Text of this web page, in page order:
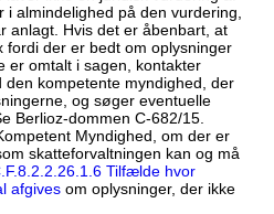
i almindelighed på den vurdering,
anlagt. Hvis det er åbenbart, at
fordi der er bedt om oplysninger
er omtalt i sagen, kontakter
den kompetente myndighed, der
og søger eventuelle
Berlioz-dommen C-682/15.
Myndighed, om der er
skatteforvaltningen kan og må
Tilfælde hvor
afgivesom oplysninger, der ikke